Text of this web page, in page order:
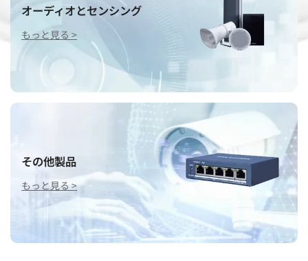
オーディオとセンシング
もっと見る >
その他製品
もっと見る >